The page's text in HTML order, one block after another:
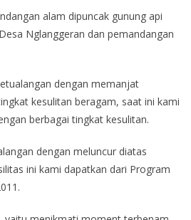
alam dipuncak gunung api
Nglanggeran dan pemandangan
dengan memanjat
kesulitan beragam, saat ini kami
berbagai tingkat kesulitan.
dengan meluncur diatas
ini kami dapatkan dari Program